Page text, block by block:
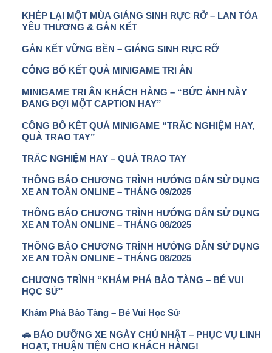
KHÉP LẠI MỘT MÙA GIÁNG SINH RỰC RỠ – LAN TỎA
YÊU THƯƠNG & GẮN KẾT
GẮN KẾT VỮNG BỀN – GIÁNG SINH RỰC RỠ
CÔNG BỐ KẾT QUẢ MINIGAME TRI ÂN
MINIGAME TRI ÂN KHÁCH HÀNG – “BỨC ẢNH NÀY
ĐANG ĐỢI MỘT CAPTION HAY”
CÔNG BỐ KẾT QUẢ MINIGAME “TRẮC NGHIỆM HAY,
QUÀ TRAO TAY”
TRẮC NGHIỆM HAY – QUÀ TRAO TAY
THÔNG BÁO CHƯƠNG TRÌNH HƯỚNG DẪN SỬ DỤNG
XE AN TOÀN ONLINE – THÁNG 09/2025
THÔNG BÁO CHƯƠNG TRÌNH HƯỚNG DẪN SỬ DỤNG
XE AN TOÀN ONLINE – THÁNG 08/2025
THÔNG BÁO CHƯƠNG TRÌNH HƯỚNG DẪN SỬ DỤNG
XE AN TOÀN ONLINE – THÁNG 08/2025
CHƯƠNG TRÌNH “KHÁM PHÁ BẢO TÀNG – BÉ VUI
HỌC SỬ”
Khám Phá Bảo Tàng – Bé Vui Học Sử
🚗 BẢO DƯỠNG XE NGÀY CHỦ NHẬT – PHỤC VỤ LINH
HOẠT, THUẬN TIỆN CHO KHÁCH HÀNG!